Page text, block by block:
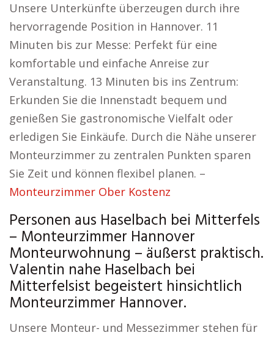
Unsere Unterkünfte überzeugen durch ihre
hervorragende Position in Hannover. 11
Minuten bis zur Messe: Perfekt für eine
komfortable und einfache Anreise zur
Veranstaltung. 13 Minuten bis ins Zentrum:
Erkunden Sie die Innenstadt bequem und
genießen Sie gastronomische Vielfalt oder
erledigen Sie Einkäufe. Durch die Nähe unserer
Monteurzimmer zu zentralen Punkten sparen
Sie Zeit und können flexibel planen. –
Monteurzimmer Ober Kostenz
Personen aus Haselbach bei Mitterfels
– Monteurzimmer Hannover
Monteurwohnung – äußerst praktisch.
Valentin nahe Haselbach bei
Mitterfelsist begeistert hinsichtlich
Monteurzimmer Hannover.
Unsere Monteur- und Messezimmer stehen für